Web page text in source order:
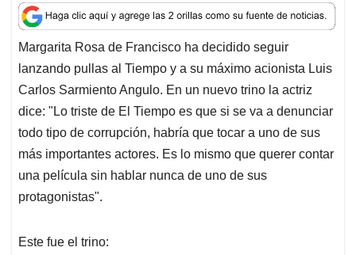
a
t
s
A
p
p
c
e
b
o
o
k
n
k
e
d
I
n
a
i
l
r
e
a
d
s
Margarita Rosa de Francisco ha decidido seguir
lanzando pullas al Tiempo y a su máximo acionista Luis
Carlos Sarmiento Angulo. En un nuevo trino la actriz
dice: "Lo triste de El Tiempo es que si se va a denunciar
todo tipo de corrupción, habría que tocar a uno de sus
más importantes actores. Es lo mismo que querer contar
una película sin hablar nunca de uno de sus
protagonistas".
Este fue el trino: